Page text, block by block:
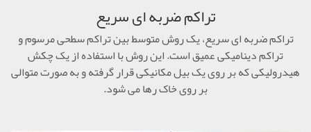
تراکم ضربه ای سریع
تراکم ضربه ای سریع، یک روش متوسط بین تراکم سطحی مرسوم و
تراکم دینامیکی عمیق است. این روش با استفاده از یک چکش
هیدرولیکی که بر روی یک بیل مکانیکی قرار گرفته و به صورت متوالی
بر روی خاک رها می شود.